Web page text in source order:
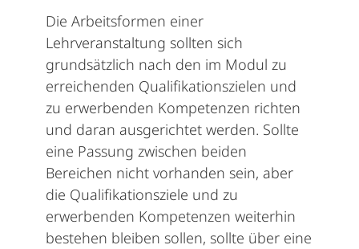
Die Arbeitsformen einer
Lehrveranstaltung sollten sich
grundsätzlich nach den im Modul zu
erreichenden Qualifikationszielen und
zu erwerbenden Kompetenzen richten
und daran ausgerichtet werden. Sollte
eine Passung zwischen beiden
Bereichen nicht vorhanden sein, aber
die Qualifikationsziele und zu
erwerbenden Kompetenzen weiterhin
bestehen bleiben sollen, sollte über eine